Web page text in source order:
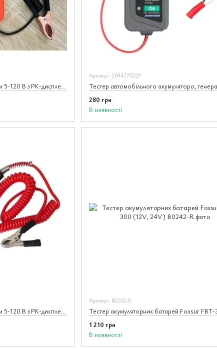
Автомобільний тестер напруги 5-120 В з РК-дисплеєм
Артикул: 2694770229
280 грн
В наявності
Автомобільний тестер напруги 5-120 В з РК-дисплеєм
Артикул: В0242-R
1 210 грн
В наявності